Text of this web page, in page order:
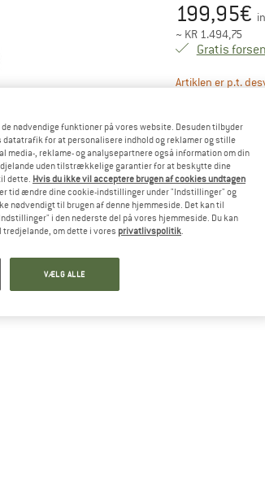
Pris:
199,95€
~ KR 1.494,75
Gratis
Artiklen er p.t.
Portofri fra
100 dages
>
Alle artikler
nødvendige funktioner på vores website. Desuden tilbyder
for at personalisere indhold og reklamer og stille
, reklame- og analysepartnere også information om din
uden tilstrækkelige garantier for at beskytte dine
dette. Hvis du ikke vil acceptere brugen af cookies undtagen
tid ændre dine cookie-indstillinger under "Indstillinger" og
til brugen af denne hjemmeside. Det kan til
i den nederste del på vores hjemmeside. Du kan
om dette i vores privatlivspolitik
VÆLG ALLE